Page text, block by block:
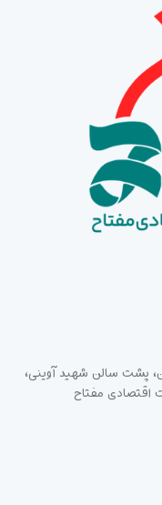
پشت سالن شهید آوینی،
اقتصادی مفتاح